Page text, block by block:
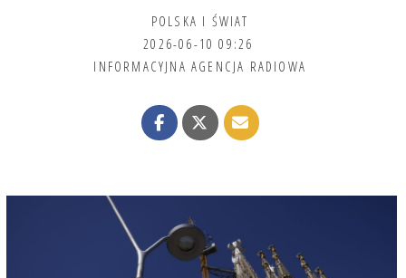
POLSKA I ŚWIAT
2026-06-10 09:26
INFORMACYJNA AGENCJA RADIOWA